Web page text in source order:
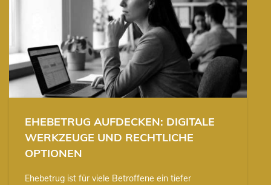
EHEBETRUG AUFDECKEN: DIGITALE
WERKZEUGE UND RECHTLICHE
OPTIONEN
Ehebetrug ist für viele Betroffene ein tiefer